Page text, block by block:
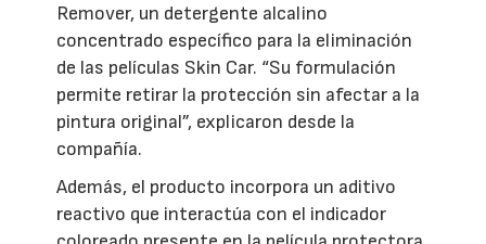
Remover, un detergente alcalino
concentrado específico para la eliminación
de las películas Skin Car. “Su formulación
permite retirar la protección sin afectar a la
pintura original”, explicaron desde la
compañía.
Además, el producto incorpora un aditivo
reactivo que interactúa con el indicador